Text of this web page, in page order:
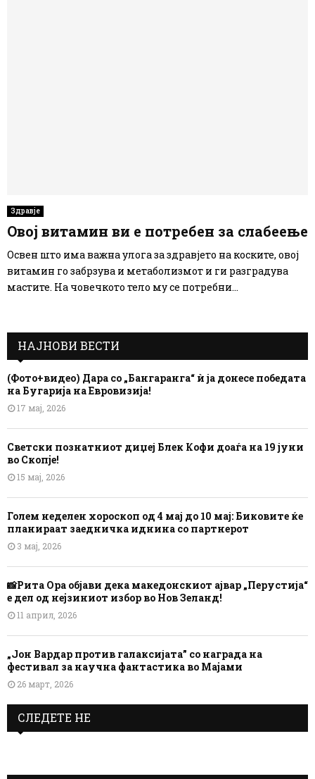
Здравје
Овој витамин ви е потребен за слабеење
Освен што има важна улога за здравјето на коските, овој
витамин го забрзува и метаболизмот и ги разградува
мастите. На човечкото тело му се потребни...
НАЈНОВИ ВЕСТИ
(Фото+видео) Дара со „Бангаранга“ ѝ ја донесе победата
на Бугарија на Евровизија!
17 мај, 2026
Светски познатниот диџеј Блек Кофи доаѓа на 19 јуни
во Скопје!
15 мај, 2026
Голем неделен хороскоп од 4 мај до 10 мај: Биковите ќе
планираат заедничка иднина со партнерот
3 мај, 2026
📸Рита Ора објави дека македонскиот ајвар „Перустија“
е дел од нејзиниот избор во Нов Зеланд!
11 април, 2026
„Јон Вардар против галаксијата” со награда на
фестивал за научна фантастика во Мајами
26 март, 2026
СЛЕДЕТЕ НЕ